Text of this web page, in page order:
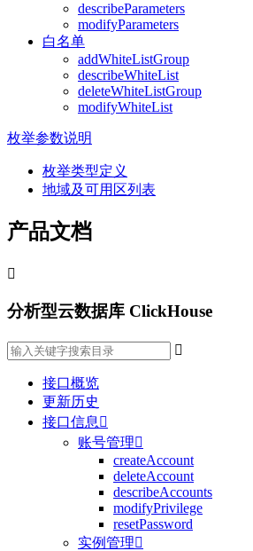
describeParameters
modifyParameters
白名单
addWhiteListGroup
describeWhiteList
deleteWhiteListGroup
modifyWhiteList
枚举参数说明
枚举类型定义
地域及可用区列表
产品文档

分析型云数据库 ClickHouse

接口概览
更新历史
接口信息 
账号管理
createAccount
deleteAccount
describeAccounts
modifyPrivilege
resetPassword
实例管理